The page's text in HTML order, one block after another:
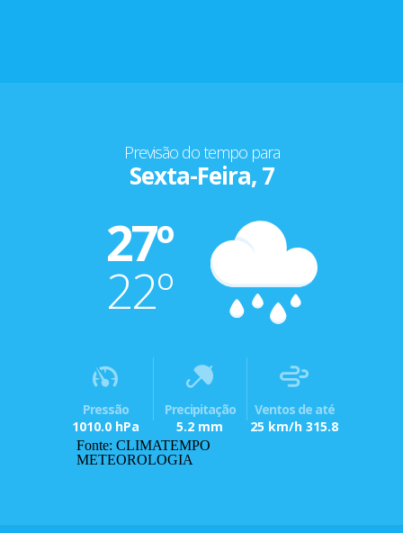
Previsão do tempo para
Sexta-Feira, 7
27º
22º
Pressão
1010.0 hPa
Precipitação
5.2 mm
Ventos de até
25 km/h 315.8
Fonte: CLIMATEMPO
METEOROLOGIA